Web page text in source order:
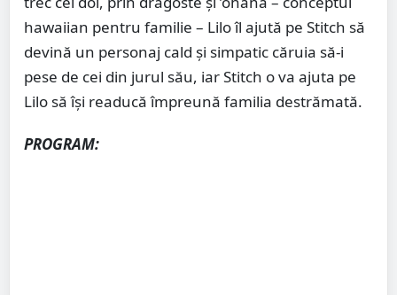
hawaiian pentru familie – Lilo îl ajută pe Stitch să
devină un personaj cald și simpatic căruia să-i
pese de cei din jurul său, iar Stitch o va ajuta pe
Lilo să își readucă împreună familia destrămată.
PROGRAM: